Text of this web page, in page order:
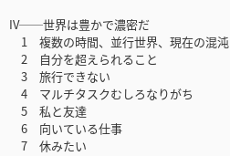
IV──世界は豊かで濃密だ
1 複数の時間、並行世界、現在の混沌
2 自分を超えられること
3 旅行できない
4 マルチタスクむしろなりがち
5 私と友達
6 向いている仕事
7 休みたい